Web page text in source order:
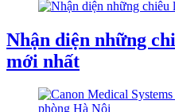
Nhận diện những
mới nhất